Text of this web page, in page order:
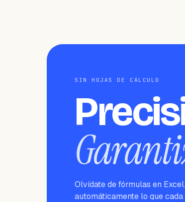
SIN HOJAS DE CÁLCULO
Olvídate de fórmulas en
automáticamente lo que